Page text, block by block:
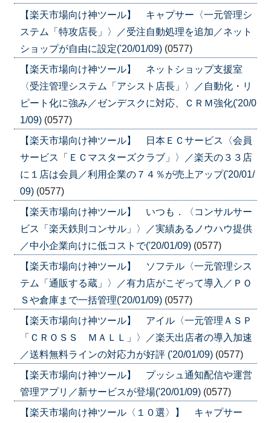
【楽天市場向け神ツール】 キャプサー〈一元管理シ
ステム「特攻店長」〉／受注自動処理を追加／ネット
ショップが自由に設定('20/01/09) (0577)
【楽天市場向け神ツール】 ネットショップ支援室
〈受注管理システム「アシスト店長」〉／自動化・リ
ピート化に強み／ゼンデスクに対応、ＣＲＭ強化('20/0
1/09) (0577)
【楽天市場向け神ツール】 日本ＥＣサービス〈会員
サービス「ＥＣマスターズクラブ」〉／楽天の３３店
に１店は会員／利用企業の７４％が売上アップ('20/01/
09) (0577)
【楽天市場向け神ツール】 いつも．〈コンサルサー
ビス「楽天鉄則コンサル」〉／実績あるノウハウ提供
／中小企業向けに低コストで('20/01/09) (0577)
【楽天市場向け神ツール】 ソフテル〈一元管理シス
テム「通販する蔵」〉／有力店がこぞって導入／ＰＯ
Ｓや倉庫まで一括管理('20/01/09) (0577)
【楽天市場向け神ツール】 アイル〈一元管理ＡＳＰ
「ＣＲＯＳＳ ＭＡＬＬ」〉／楽天出店者の導入加速
／送料無料ラインの対応力が好評 ('20/01/09) (0577)
【楽天市場向け神ツール】 プッシュ通知配信や運営
管理アプリ／新サービスが登場('20/01/09) (0577)
【楽天市場向け神ツール〈１０選〉】 キャプサー